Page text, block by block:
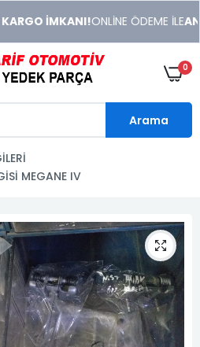
İMKANI!ONLİNE ÖDEME İLE
0
Arama
MEGANE IV